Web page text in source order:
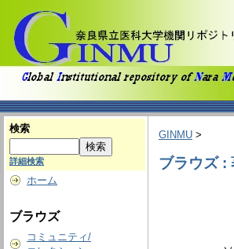
検索
詳細検索
ホーム
ブラウズ
コミュニティ/
GINMU >
ブラウズ